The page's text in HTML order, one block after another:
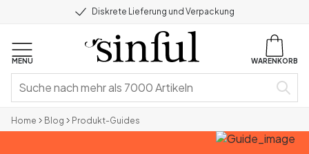
Diskrete Lieferung und Verpackung
MENU WARENKORB
Home Blog Produkt-Guides